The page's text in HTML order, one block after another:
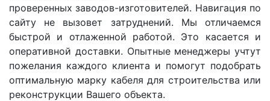
проверенных заводов-изготовителей. Навигация по
сайту не вызовет затруднений. Мы отличаемся
быстрой и отлаженной работой. Это касается и
оперативной доставки. Опытные менеджеры учтут
пожелания каждого клиента и помогут подобрать
оптимальную марку кабеля для строительства или
реконструкции Вашего объекта.